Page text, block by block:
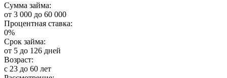
Сумма займа:
от 3 000 до 60 000
Процентная ставка:
0%
Срок займа:
от 5 до 126 дней
Возраст:
с 23 до 60 лет